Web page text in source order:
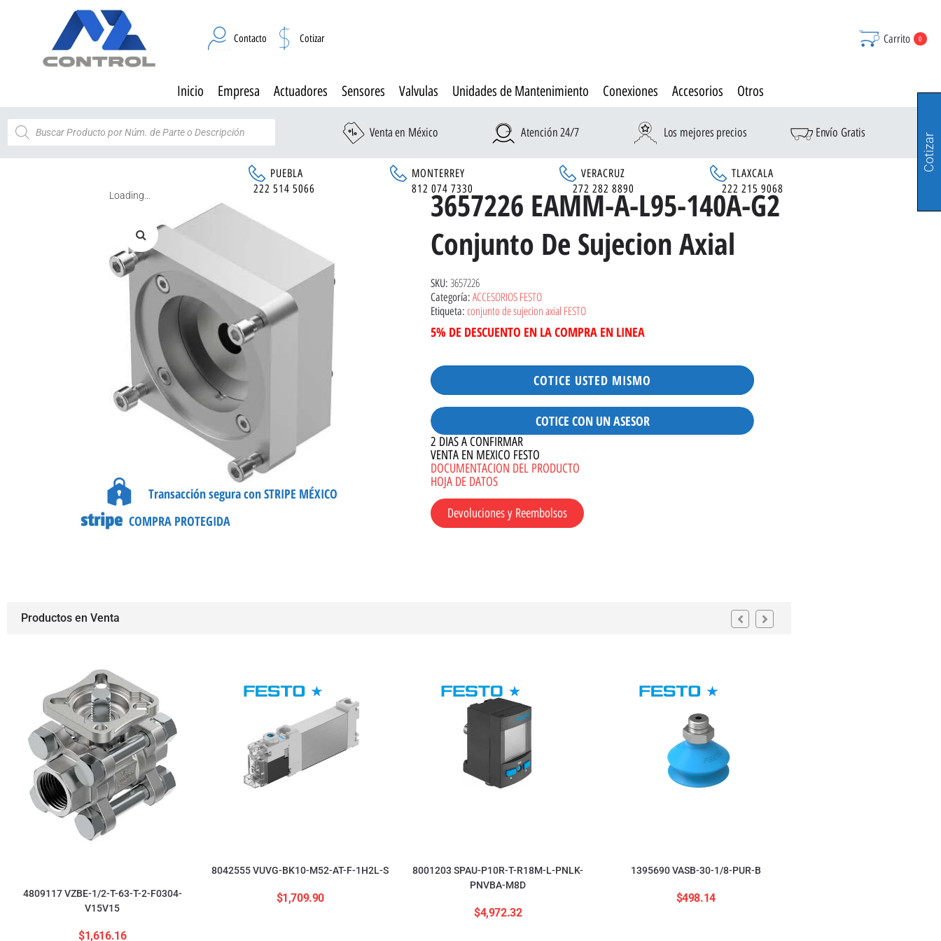
Contacto Cotizar Carrito 0
Inicio Empresa Actuadores Sensores Valvulas Unidades de Mantenimiento Conexiones Accesorios Otros
Venta en México Atención 24/7 Los mejores precios Envío Gratis
PUEBLA MONTERREY VERACRUZ
TLAXCALA
222 514 5066
812 074 7330 272 282 8890 222 215 9068
Loading...
Transacción segura con STRIPE MÉXICO
COMPRA PROTEGIDA
3657226 EAMM-A-L95-140A-G2
Conjunto De Sujecion Axial
SKU: 3657226
Categoría: ACCESORIOS FESTO
Etiqueta: conjunto de sujecion axial FESTO
5% DE DESCUENTO EN LA COMPRA EN LINEA
COTICE USTED MISMO
COTICE CON UN ASESOR
2 DIAS A CONFIRMAR
VENTA EN MEXICO FESTO
DOCUMENTACION DEL PRODUCTO
HOJA DE DATOS
Devoluciones y Reembolsos
Productos en Venta
4809117 VZBE-1/2-T-63-T-2-F0304-
V15V15
$1,616.16
8042555 VUVG-BK10-M52-AT-F-1H2L-S
$1,709.90
8001203 SPAU-P10R-T-R18M-L-PNLK-
PNVBA-M8D
$4,972.32
1395690 VASB-30-1/8-PUR-B
$498.14
Cotizar